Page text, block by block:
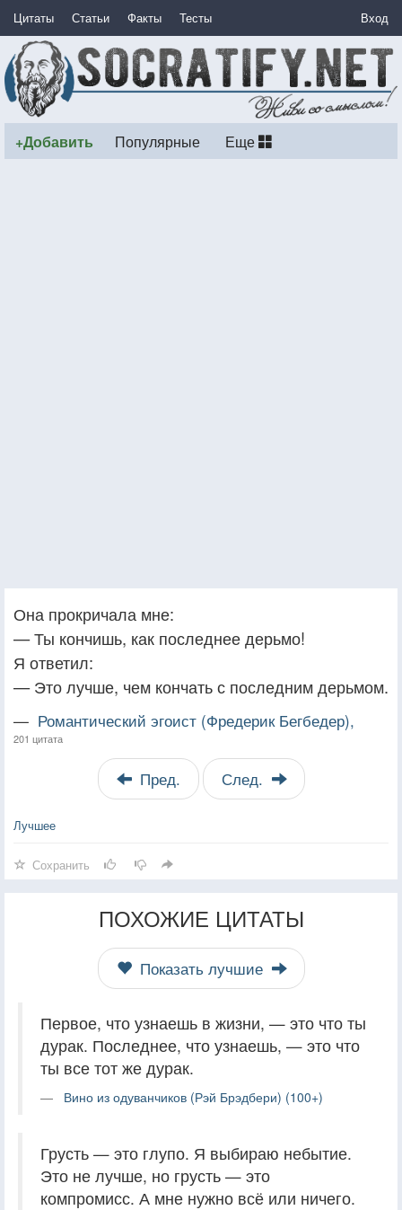
Цитаты Статьи Факты Тесты Вход
+Добавить Популярные Еще
Она прокричала мне:
— Ты кончишь, как последнее дерьмо!
Я ответил:
— Это лучше, чем кончать с последним дерьмом.
— Романтический эгоист (Фредерик Бегбедер),
201 цитата
Пред. След.
Лучшее
Сохранить
ПОХОЖИЕ ЦИТАТЫ
Показать лучшие
Первое, что узнаешь в жизни, — это что ты
дурак. Последнее, что узнаешь, — это что
ты все тот же дурак.
Вино из одуванчиков (Рэй Брэдбери) (100+)
Грусть — это глупо. Я выбираю небытие.
Это не лучше, но грусть — это
компромисс. А мне нужно всё или ничего.